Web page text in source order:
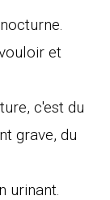
et
c'est du
grave, du
urinant.